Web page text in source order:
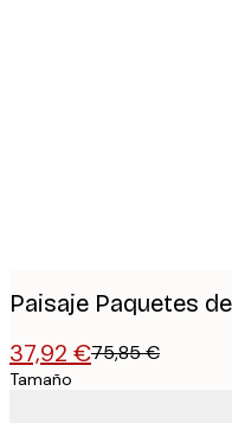
Paisaje Paquetes
37,92 €75,85 €
Tamaño